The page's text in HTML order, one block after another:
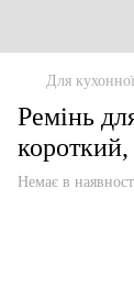
Для
Ремінь
Немає в